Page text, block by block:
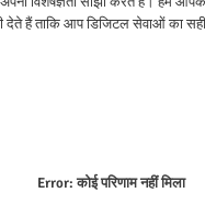
देते हैं ताकि आप डिजिटल सेवाओं का
Error:कोई परिणाम नहीं मिला